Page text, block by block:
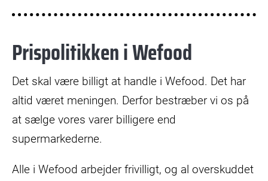
Prispolitikken i Wefood
Det skal være billigt at handle i Wefood. Det har
altid været meningen. Derfor bestræber vi os på
at sælge vores varer billigere end
supermarkederne.
Alle i Wefood arbejder frivilligt, og al overskuddet